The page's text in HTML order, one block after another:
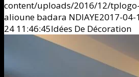
content/uploads/2016/12/
alioune badara NDIAYE2017-04-
24 11:46:45Idées De Décoration